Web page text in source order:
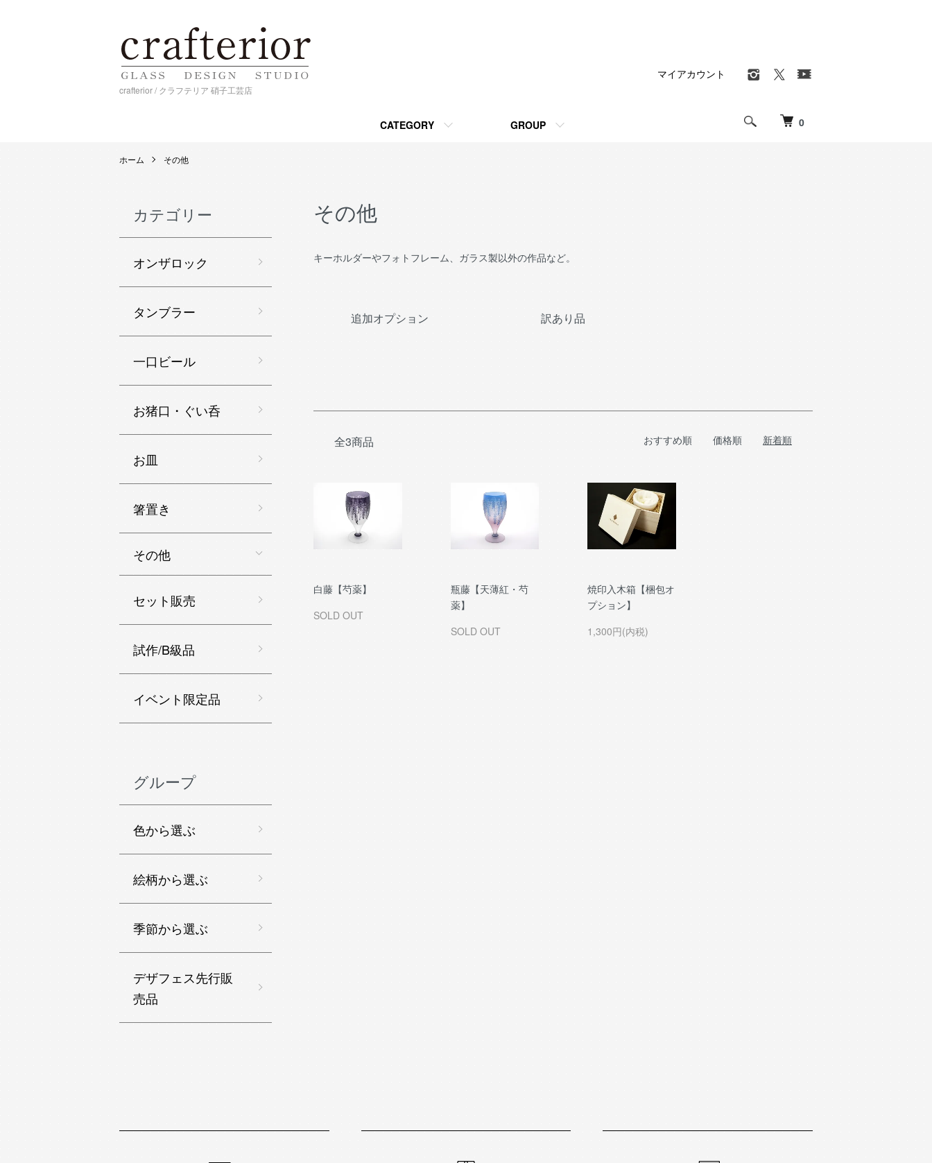
crafterior / クラフテリア 硝子工芸店
0
CATEGORY GROUP
マイアカウント
ホーム その他
その他
キーホルダーやフォトフレーム、ガラス製以外の作品など。
カテゴリー一覧
追加オプション 訳あり品
全3商品 おすすめ順 価格順 新着順
白藤【芍薬】
SOLD OUT
瓶藤【天薄紅・芍
薬】
SOLD OUT
焼印入木箱【梱包オ
プション】
1,300円(内税)
カテゴリー
オンザロック
タンブラー
一口ビール
お猪口・ぐい呑
お皿
箸置き
その他
セット販売
試作/B級品
イベント限定品
グループ
色から選ぶ
絵柄から選ぶ
季節から選ぶ
デザフェス先行販
売品